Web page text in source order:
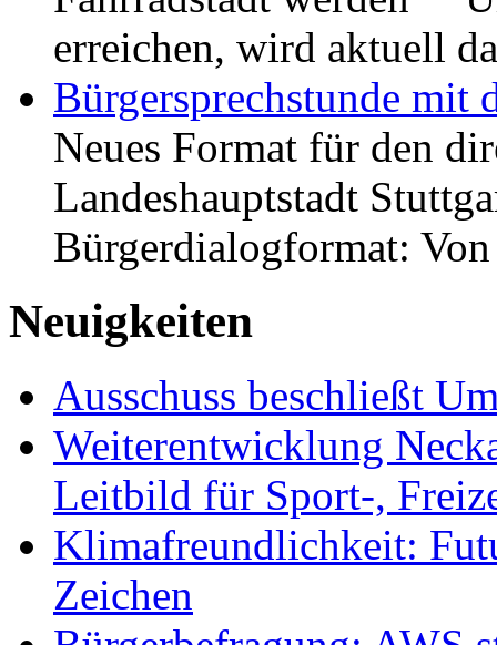
erreichen, wird aktuell
Bürgersprechstunde mit
Neues Format für den
Landeshauptstadt
Bürgerdialogformat:
Neuigkeiten
Ausschuss beschließt
Weiterentwicklung
Leitbild für Sport-,
Klimafreundlichkeit:
Zeichen